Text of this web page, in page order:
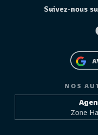
Suivez-nous
NOS
Zone